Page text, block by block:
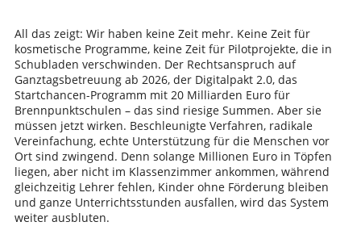
All das zeigt: Wir haben keine Zeit mehr. Keine Zeit für
kosmetische Programme, keine Zeit für Pilotprojekte, die in
Schubladen verschwinden. Der Rechtsanspruch auf
Ganztagsbetreuung ab 2026, der Digitalpakt 2.0, das
Startchancen-Programm mit 20 Milliarden Euro für
Brennpunktschulen – das sind riesige Summen. Aber sie
müssen jetzt wirken. Beschleunigte Verfahren, radikale
Vereinfachung, echte Unterstützung für die Menschen vor
Ort sind zwingend. Denn solange Millionen Euro in Töpfen
liegen, aber nicht im Klassenzimmer ankommen, während
gleichzeitig Lehrer fehlen, Kinder ohne Förderung bleiben
und ganze Unterrichtsstunden ausfallen, wird das System
weiter ausbluten.